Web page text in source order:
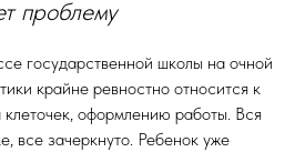
проблему
государственной школы на очной
крайне ревностно относится к
оформлению работы. Вся
все зачеркнуто. Ребенок уже